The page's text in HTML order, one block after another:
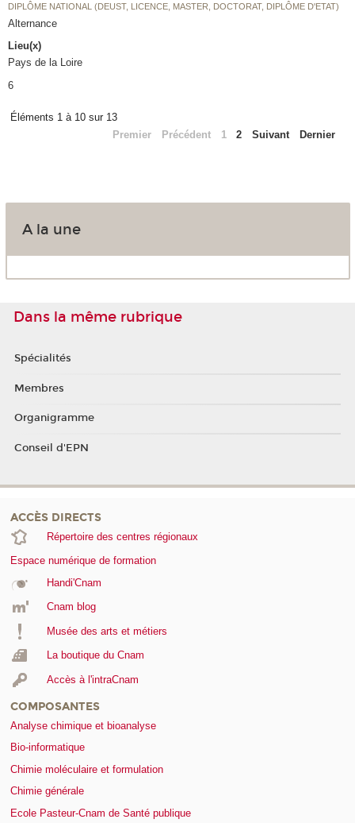
DIPLÔME NATIONAL (DEUST, LICENCE, MASTER, DOCTORAT, DIPLÔME D'ETAT)
Alternance
Lieu(x)
Pays de la Loire
6
Éléments 1 à 10 sur 13
Premier
Précédent 1 2 Suivant Dernier
A la une
Dans la même rubrique
Spécialités
Membres
Organigramme
Conseil d'EPN
ACCÈS DIRECTS
Répertoire des centres régionaux
Espace numérique de formation
Handi'Cnam
Cnam blog
Musée des arts et métiers
La boutique du Cnam
Accès à l'intraCnam
COMPOSANTES
Analyse chimique et bioanalyse
Bio-informatique
Chimie moléculaire et formulation
Chimie générale
Ecole Pasteur-Cnam de Santé publique